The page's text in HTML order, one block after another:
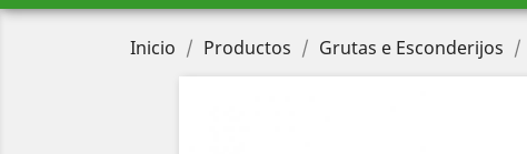
Inicio Productos Grutas e Esconderijos